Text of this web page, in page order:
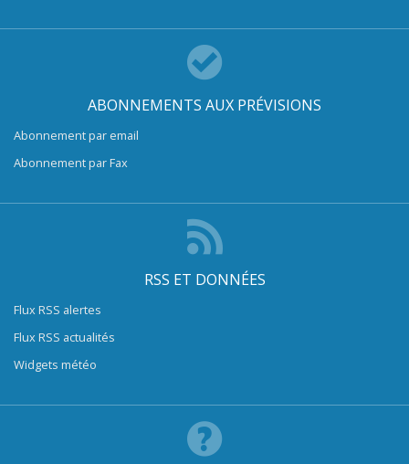
ABONNEMENTS AUX PRÉVISIONS
Abonnement par email
Abonnement par Fax
RSS ET DONNÉES
Flux RSS alertes
Flux RSS actualités
Widgets météo